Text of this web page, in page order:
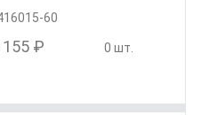
60
155 ₽ 0 шт.